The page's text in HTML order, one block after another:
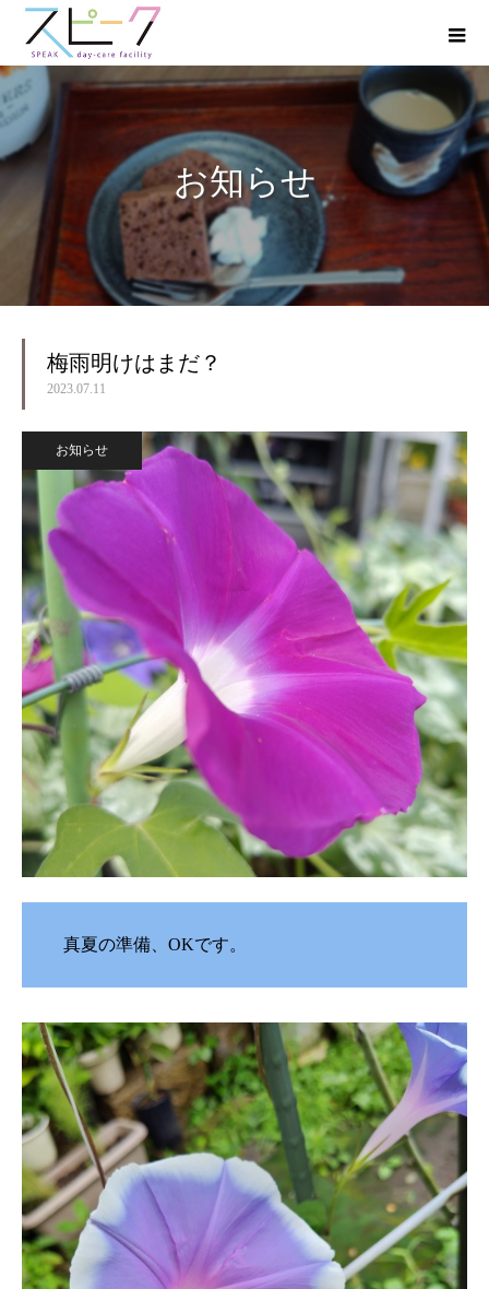
お知らせ
梅雨明けはまだ？
2023.07.11
お知らせ
真夏の準備、OKです。